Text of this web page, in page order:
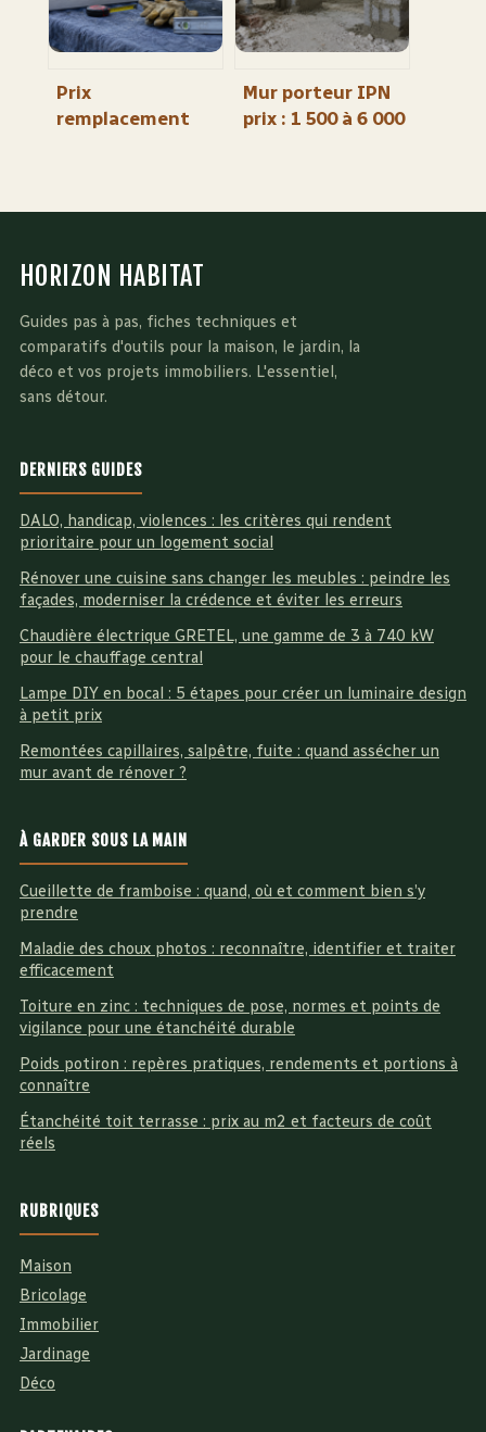
Prix
remplacement
Mur porteur IPN
prix : 1 500 à 6 000
HORIZON HABITAT
Guides pas à pas, fiches techniques et
comparatifs d'outils pour la maison, le jardin, la
déco et vos projets immobiliers. L'essentiel,
sans détour.
DERNIERS GUIDES
DALO, handicap, violences : les critères qui rendent
prioritaire pour un logement social
Rénover une cuisine sans changer les meubles : peindre les
façades, moderniser la crédence et éviter les erreurs
Chaudière électrique GRETEL, une gamme de 3 à 740 kW
pour le chauffage central
Lampe DIY en bocal : 5 étapes pour créer un luminaire design
à petit prix
Remontées capillaires, salpêtre, fuite : quand assécher un
mur avant de rénover ?
À GARDER SOUS LA MAIN
Cueillette de framboise : quand, où et comment bien s’y
prendre
Maladie des choux photos : reconnaître, identifier et traiter
efficacement
Toiture en zinc : techniques de pose, normes et points de
vigilance pour une étanchéité durable
Poids potiron : repères pratiques, rendements et portions à
connaître
Étanchéité toit terrasse : prix au m2 et facteurs de coût
réels
RUBRIQUES
Maison
Bricolage
Immobilier
Jardinage
Déco